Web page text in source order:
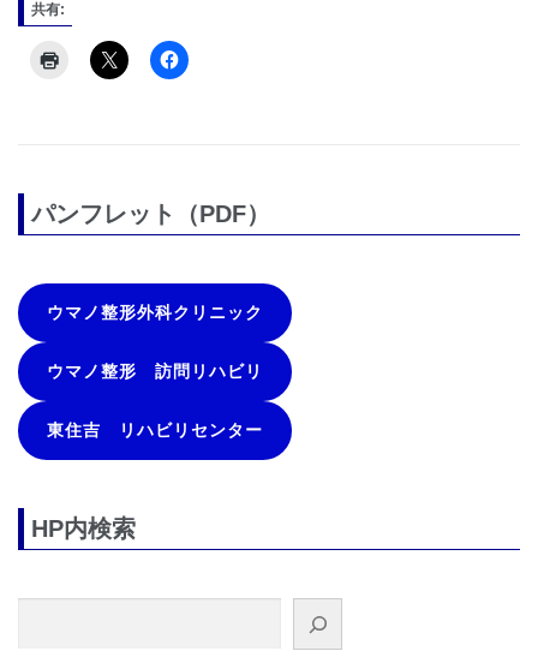
共有:
パンフレット（PDF）
ウマノ整形外科クリニック
ウマノ整形 訪問リハビリ
東住吉 リハビリセンター
HP内検索